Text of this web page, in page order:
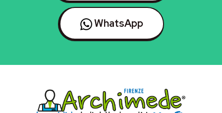
WhatsApp